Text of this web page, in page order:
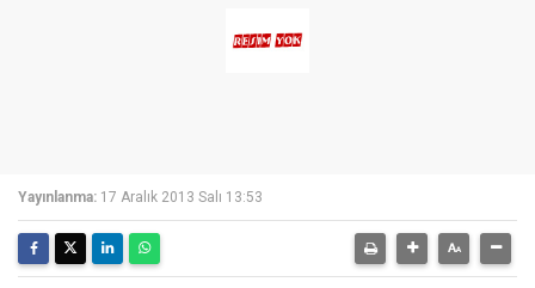
Yayınlanma: 17 Aralık 2013 Salı 13:53